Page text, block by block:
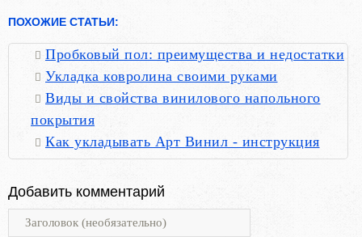
ПОХОЖИЕ СТАТЬИ:
Пробковый пол: преимущества и недостатки
Укладка ковролина своими руками
Виды и свойства винилового напольного
покрытия
Как укладывать Арт Винил - инструкция
Добавить комментарий